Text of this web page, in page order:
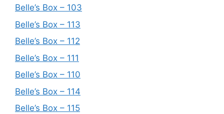
Belle’s Box – 103
Belle’s Box – 113
Belle’s Box – 112
Belle’s Box – 111
Belle’s Box – 110
Belle’s Box – 114
Belle’s Box – 115